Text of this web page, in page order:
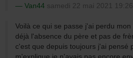
Van44 samedi 22 mai 2021 19:26
Voilà ce qui se passe j'ai perdu
déjà l'absence du père et pas de
c'est que depuis toujours j'ai pensé